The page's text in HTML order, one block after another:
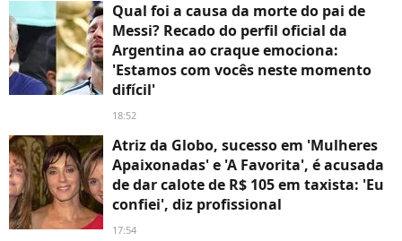
Qual foi a causa da morte do pai de
Messi? Recado do perfil oficial da
Argentina ao craque emociona:
'Estamos com vocês neste momento
difícil'
18:52
Atriz da Globo, sucesso em 'Mulheres
Apaixonadas' e 'A Favorita', é acusada
de dar calote de R$ 105 em taxista: 'Eu
confiei', diz profissional
17:54